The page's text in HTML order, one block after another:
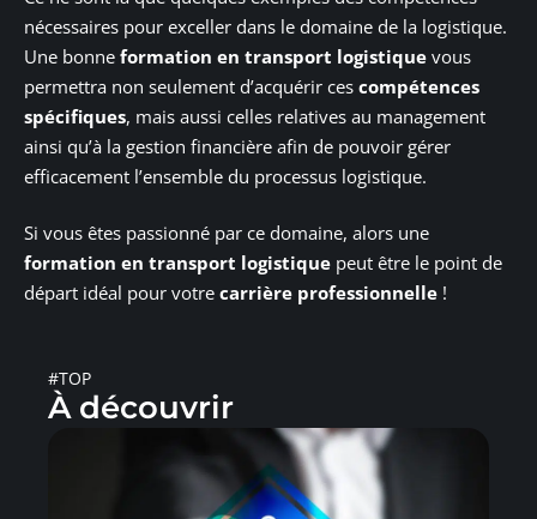
nécessaires pour exceller dans le domaine de la logistique.
Une bonne formation en transport logistique vous
permettra non seulement d’acquérir ces compétences
spécifiques, mais aussi celles relatives au management
ainsi qu’à la gestion financière afin de pouvoir gérer
efficacement l’ensemble du processus logistique.
Si vous êtes passionné par ce domaine, alors une
formation en transport logistique peut être le point de
départ idéal pour votre carrière professionnelle !
#TOP
À découvrir